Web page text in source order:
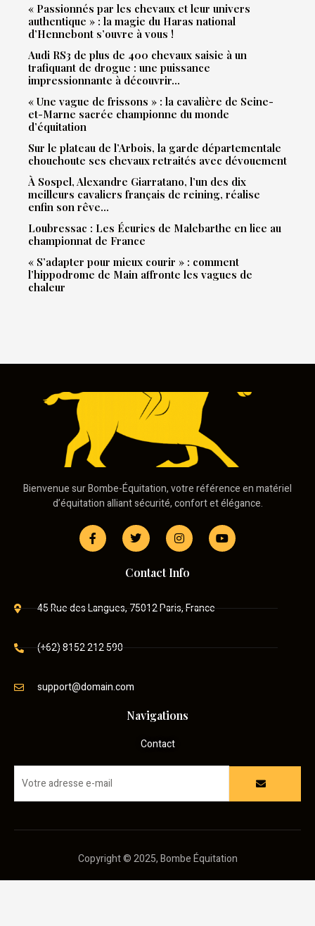
« Passionnés par les chevaux et leur univers
authentique » : la magie du Haras national
d’Hennebont s’ouvre à vous !
Audi RS3 de plus de 400 chevaux saisie à un
trafiquant de drogue : une puissance
impressionnante à découvrir…
« Une vague de frissons » : la cavalière de Seine-
et-Marne sacrée championne du monde
d’équitation
Sur le plateau de l’Arbois, la garde départementale
chouchoute ses chevaux retraités avec dévouement
À Sospel, Alexandre Giarratano, l’un des dix
meilleurs cavaliers français de reining, réalise
enfin son rêve…
Loubressac : Les Écuries de Malebarthe en lice au
championnat de France
« S’adapter pour mieux courir » : comment
l’hippodrome de Main affronte les vagues de
chaleur
Bienvenue sur Bombe-Équitation, votre référence en matériel
d’équitation alliant sécurité, confort et élégance.
Contact Info
45 Rue des Langues, 75012 Paris, France
(+62) 8152 212 590
support@domain.com
Navigations
Contact
Copyright © 2025, Bombe Équitation